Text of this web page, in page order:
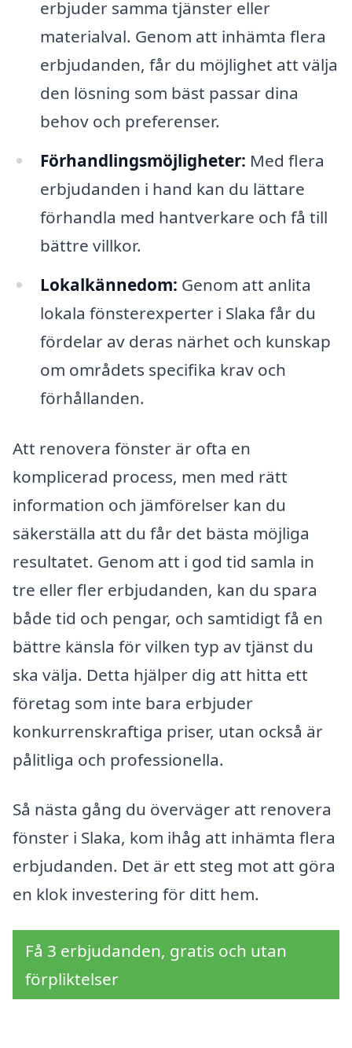
erbjuder samma tjänster eller
materialval. Genom att in­hämta flera
erbjudanden, får du möjlighet att välja
den lösning som bäst passar dina
behov och preferenser.
Förhandlingsmöjligheter: Med flera
erbjudanden i hand kan du lättare
förhandla med hantverkare och få till
bättre villkor.
Lokalkännedom: Genom att anlita
lokala fönsterexperter i Slaka får du
fördelar av deras när­het och kunskap
om områdets specifika krav och
förhållanden.
Att renovera fönster är ofta en
komplicerad process, men med rätt
information och jämförelser kan du
säkerställa att du får det bästa möjliga
resultatet. Genom att i god tid samla in
tre eller fler erbjudanden, kan du spara
både tid och pengar, och samtidigt få en
bättre känsla för vilken typ av tjänst du
ska välja. Detta hjälper dig att hitta ett
företag som inte bara erbjuder
konkurrenskraftiga priser, utan också är
pålitliga och professionella.
Så nästa gång du överväger att renovera
fönster i Slaka, kom ihåg att in­hämta flera
erbjudanden. Det är ett steg mot att göra
en klok investering för ditt hem.
Få 3 erbjudanden, gratis och utan
förpliktelser